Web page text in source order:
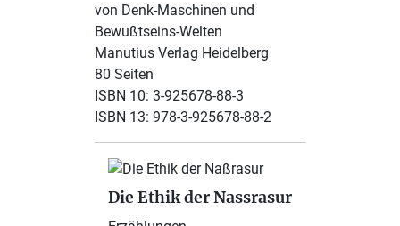
von Denk-Maschinen und
Bewußtseins-Welten
Manutius Verlag Heidelberg
80 Seiten
ISBN 10: 3-925678-88-3
ISBN 13: 978-3-925678-88-2
Die Ethik der Nassrasur